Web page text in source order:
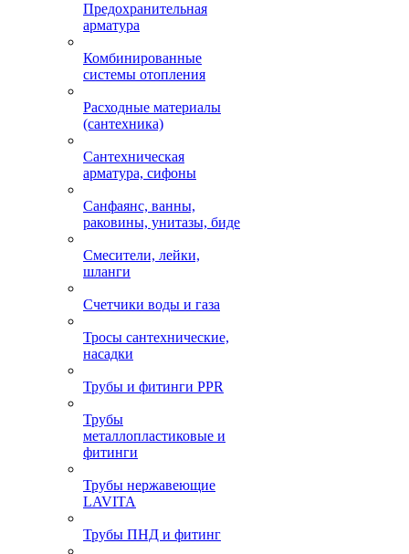
Предохранительная
арматура
Комбинированные
системы отопления
Расходные материалы
(сантехника)
Сантехническая
арматура, сифоны
Санфаянс, ванны,
раковины, унитазы, биде
Смесители, лейки,
шланги
Счетчики воды и газа
Тросы сантехнические,
насадки
Трубы и фитинги PPR
Трубы
металлопластиковые и
фитинги
Трубы нержавеющие
LAVITA
Трубы ПНД и фитинг